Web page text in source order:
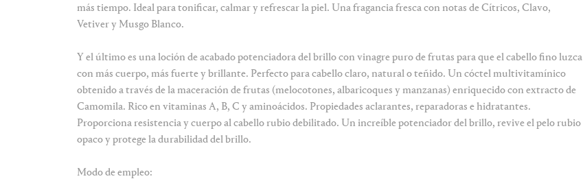
más tiempo. Ideal para tonificar, calmar y refrescar la piel. Una fragancia fresca con notas de Cítricos, Clavo,
Vetiver y Musgo Blanco.
Y el último es una loción de acabado potenciadora del brillo con vinagre puro de frutas para que el cabello fino luzca
con más cuerpo, más fuerte y brillante. Perfecto para cabello claro, natural o teñido. Un cóctel multivitamínico
obtenido a través de la maceración de frutas (melocotones, albaricoques y manzanas) enriquecido con extracto de
Camomila. Rico en vitaminas A, B, C y aminoácidos. Propiedades aclarantes, reparadoras e hidratantes.
Proporciona resistencia y cuerpo al cabello rubio debilitado. Un increíble potenciador del brillo, revive el pelo rubio
opaco y protege la durabilidad del brillo.
Modo de empleo: